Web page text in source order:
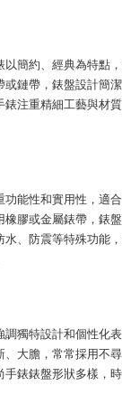
簡約、經典為特點
鏈帶，錶盤設計簡
注重精細工藝與材
能性和實用性，適
膠或金屬錶帶，錶
、防震等特殊功能
獨特設計和個性化
大膽，常常採用不
錶錶盤形狀多樣，